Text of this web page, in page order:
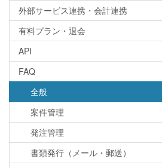
外部サービス連携・会計連携
有料プラン・退会
API
FAQ
全般
案件管理
発注管理
書類発行（メール・郵送）